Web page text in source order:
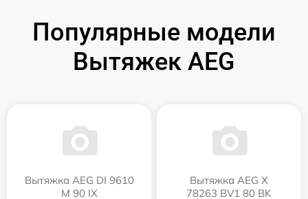
Популярные модели
Вытяжек AEG
Вытяжка AEG DI 9610
M 90 IX
Вытяжка AEG X
78263 BV1 80 BK